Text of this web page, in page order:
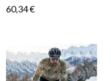
60,34€